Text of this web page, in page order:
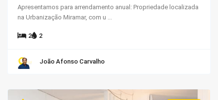
Apresentamos para arrendamento anual: Propriedade localizada
na Urbanização Miramar, com u ...
2 2
João Afonso Carvalho